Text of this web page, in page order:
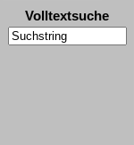
Volltextsuche